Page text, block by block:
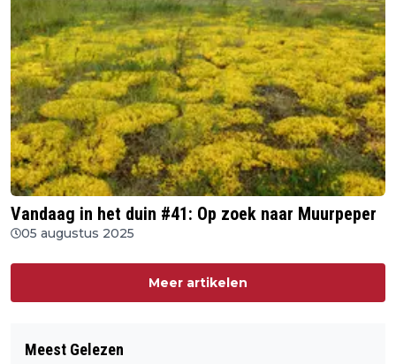
Vandaag in het duin #41: Op zoek naar Muurpeper
05 augustus 2025
Meer artikelen
Meest Gelezen